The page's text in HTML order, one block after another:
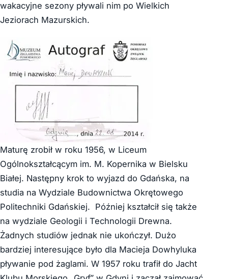
wakacyjne sezony pływali nim po Wielkich
Jeziorach Mazurskich.
Maturę zrobił w roku 1956, w Liceum
Ogólnokształcącym im. M. Kopernika w Bielsku
Białej. Następny krok to wyjazd do Gdańska, na
studia na Wydziale Budownictwa Okrętowego
Politechniki Gdańskiej. Później kształcił się także
na wydziale Geologii i Technologii Drewna.
Żadnych studiów jednak nie ukończył. Dużo
bardziej interesujące było dla Macieja Dowhyluka
pływanie pod żaglami. W 1957 roku trafił do Jacht